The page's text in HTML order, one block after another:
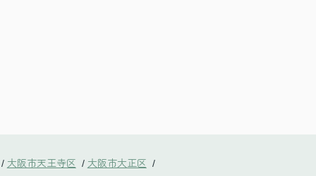
/ 大阪市天王寺区 / 大阪市大正区 /